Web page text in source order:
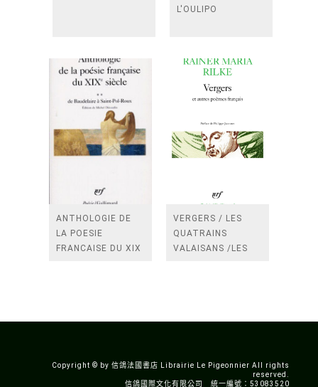
L'OULIPO
ANTHOLOGIE DE
LA POESIE
FRANCAISE DU XIX
VERGERS / LES
QUATRAINS
VALAISANS /LES
Copyright © by 信鴿法國書店 Librairie Le Pigeonnier All rights
reserved.
信鴿國際文化有限公司 統一編號：53083520